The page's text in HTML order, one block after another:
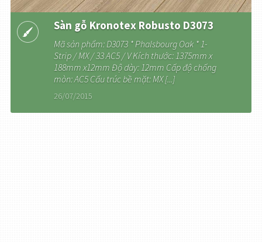
Sàn gỗ Kronotex Robusto D3073
Mã sản phẩm: D3073 * Phalsbourg Oak * 1-
Strip / MX / 33 AC5 / V Kích thước: 1375mm x
188mm x12mm Độ dày: 12mm Cấp độ chống
mòn: AC5 Cấu trúc bề mặt: MX [...]
26/07/2015